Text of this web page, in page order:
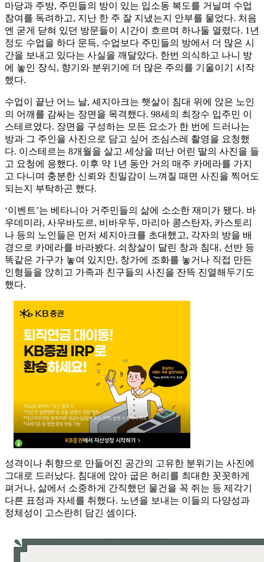
마당과 주방, 주민들의 방이 있는 입소동 복도를 거닐며 수업
참여를 독려하고, 지난 한 주 잘 지냈는지 안부를 물었다. 처음
엔 굳게 닫혀 있던 방문들이 시간이 흐르며 하나둘 열렸다. 1년
정도 수업을 하다 문득, 수업보다 주민들의 방에서 더 많은 시
간을 보내고 있다는 사실을 깨달았다. 한번 의식하고 나니 방
에 놓인 장식, 향기와 분위기에 더 많은 주의를 기울이기 시작
했다.
수업이 끝난 어느 날, 셰지아크는 햇살이 침대 위에 앉은 노인
의 어깨를 감싸는 장면을 목격했다. 98세의 최장수 입주민 이
스테르였다. 장면을 구성하는 모든 요소가 한 번에 드러나는
방과 그 주인을 사진으로 담고 싶어 조심스레 촬영을 요청했
다. 이스테르는 8개월을 살고 세상을 떠난 어린 딸의 사진을 들
고 요청에 응했다. 이후 약 1년 동안 거의 매주 카메라를 가지
고 다니며 충분한 신뢰와 친밀감이 느껴질 때면 사진을 찍어도
되는지 부탁하곤 했다.
‘이벤트’는 베타니아 거주민들의 삶에 소소한 재미가 됐다. 바
우데미라, 사우바도르, 비바우두, 마리아 콩스탄자, 카스토리
나 등의 노인들은 먼저 셰지아크를 초대했고, 각자의 방을 배
경으로 카메라를 바라봤다. 쇠창살이 달린 창과 침대, 선반 등
똑같은 가구가 놓여 있지만, 창가에 조화를 놓거나 직접 만든
인형들을 앉히고 가족과 친구들의 사진을 잔뜩 진열해두기도
했다.
성격이나 취향으로 만들어진 공간의 고유한 분위기는 사진에
그대로 드러났다. 침대에 앉아 굽은 허리를 최대한 꼿꼿하게
펴거나, 삶에서 소중하게 간직했던 물건을 꼭 쥐는 등 제각기
다른 표정과 자세를 취했다. 노년을 보내는 이들의 다양성과
정체성이 고스란히 담긴 셈이다.